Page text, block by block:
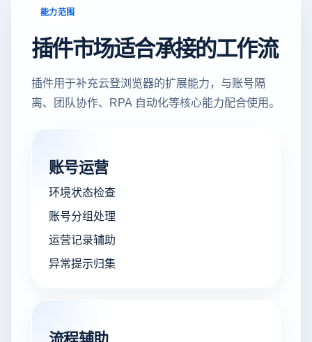
能力范围
插件市场适合承接的工作流
插件用于补充云登浏览器的扩展能力，与账号隔
离、团队协作、RPA 自动化等核心能力配合使用。
账号运营
环境状态检查
账号分组处理
运营记录辅助
异常提示归集
流程辅助